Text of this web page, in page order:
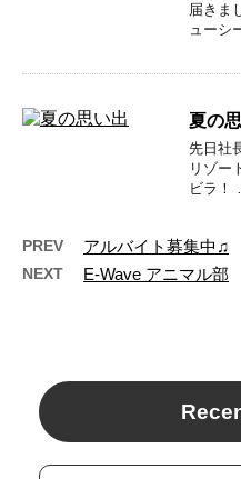
届きま
ューシ
夏の
先日社
リゾー
ビラ！
PREV アルバイト募集中♫
NEXT E-Wave アニマル部